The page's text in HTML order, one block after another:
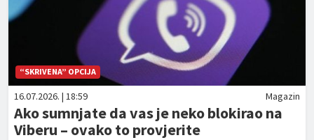
“SKRIVENA” OPCIJA
16.07.2026. | 18:59 Magazin
Ako sumnjate da vas je neko blokirao na
Viberu – ovako to provjerite